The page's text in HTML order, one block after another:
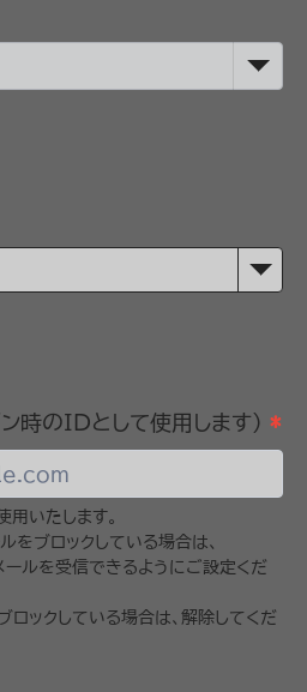
時のIDとして使用します) *
いたします。
をブロックしている場合は、
ルを受信できるようにご設定くだ
ックしている場合は、解除してくだ